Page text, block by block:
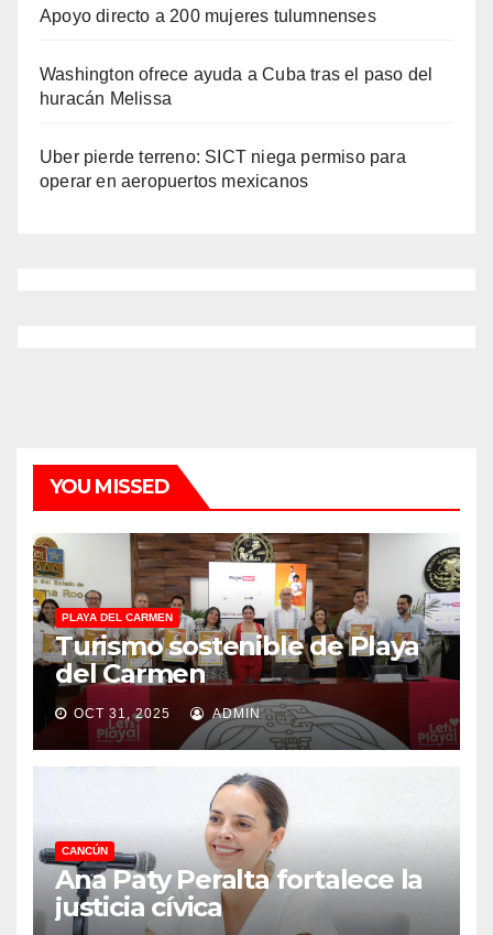
Apoyo directo a 200 mujeres tulumnenses
Washington ofrece ayuda a Cuba tras el paso del
huracán Melissa
Uber pierde terreno: SICT niega permiso para
operar en aeropuertos mexicanos
YOU MISSED
PLAYA DEL CARMEN
Turismo sostenible de Playa
del Carmen
OCT 31, 2025 ADMIN
CANCÚN
Ana Paty Peralta fortalece la
justicia cívica